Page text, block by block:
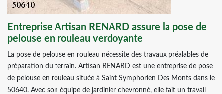
Entreprise Artisan RENARD assure la pose de
pelouse en rouleau verdoyante
La pose de pelouse en rouleau nécessite des travaux préalables de
préparation du terrain. Artisan RENARD est une entreprise de pose
de pelouse en rouleau située à Saint Symphorien Des Monts dans le
50640. Avec son équipe de jardinier chevronné, elle fait un travail